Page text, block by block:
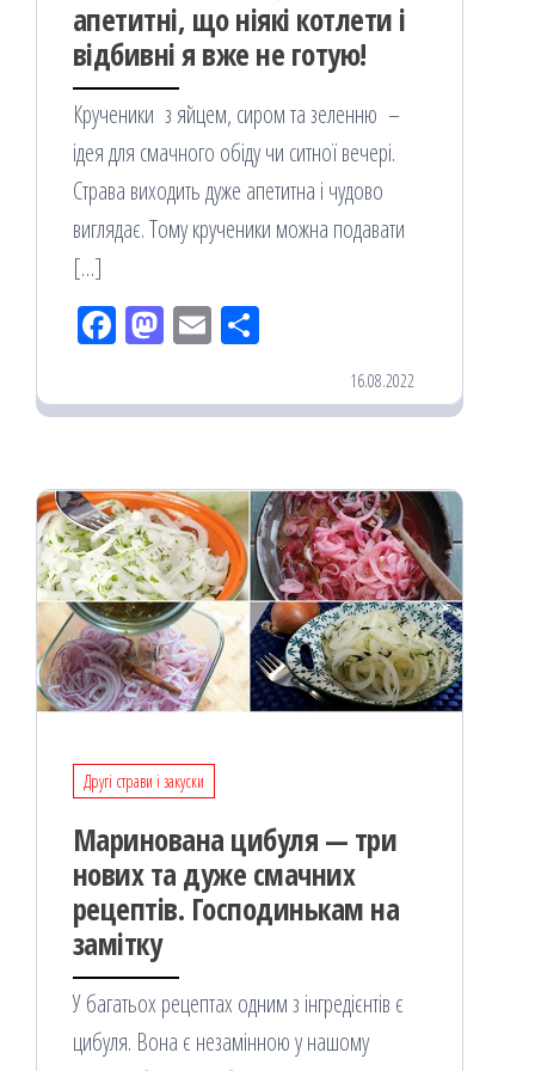
апетитні, що ніякі котлети і
відбивні я вже не готую!
Крученики з яйцем, сиром та зеленню –
ідея для смачного обіду чи ситної вечері.
Страва виходить дуже апетитна і чудово
виглядає. Тому крученики можна подавати
[…]
Fac
oo
M
od
Em
ит
я
16.08.2022
Другі страви і закуски
Маринована цибуля — три
нових та дуже смачних
рецептів. Господинькам на
замітку
У багатьох рецептах одним з інгредієнтів є
цибуля. Вона є незамінною у нашому